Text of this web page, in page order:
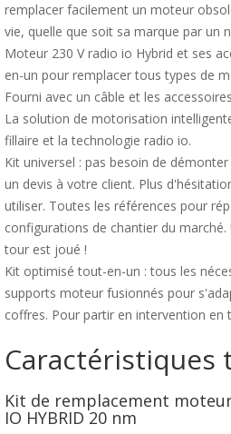
remplacer facilement un moteur
vie, quelle que soit sa marque par un
Moteur 230 V radio io Hybrid et ses
en-un pour remplacer tous types de
Fourni avec un câble et les
La solution de motorisation
fillaire et la technologie radio io.
Kit universel : pas besoin de
un devis à votre client. Plus
utiliser. Toutes les références pour
configurations de chantier du
tour est joué !
Kit optimisé tout-en-un : tous les
supports moteur fusionnés pour
coffres. Pour partir en intervention en
Caractéristiques
Kit de remplacement moteur
IO HYBRID 20 nm